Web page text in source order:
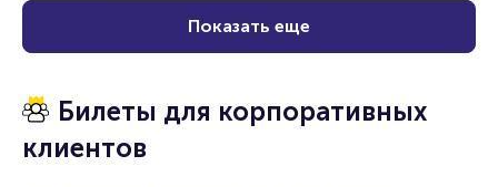
Показать еще
Билеты для корпоративных
клиентов